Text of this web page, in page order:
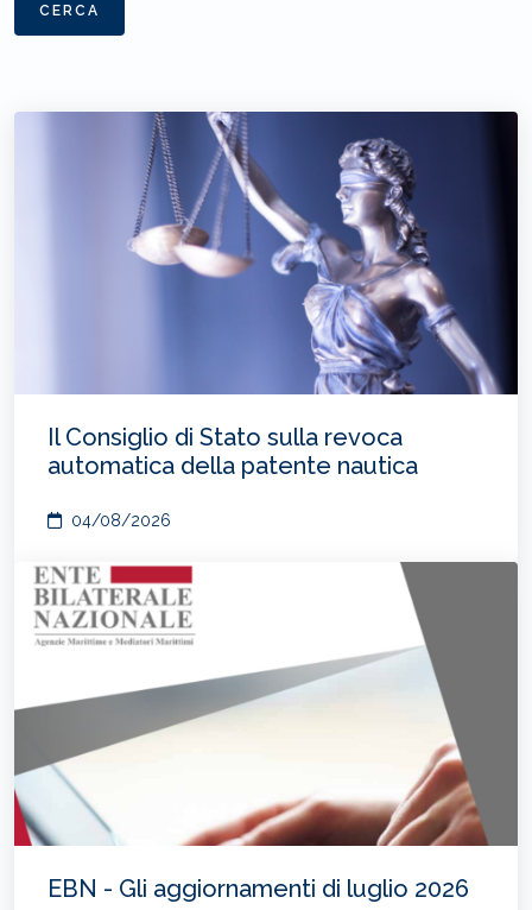
CERCA
Il Consiglio di Stato sulla revoca
automatica della patente nautica
04/08/2026
EBN - Gli aggiornamenti di luglio 2026